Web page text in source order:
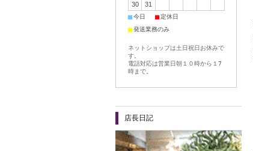
30
31
■今日 ■定休日
■発送業務のみ
ネットショップは土日祝日お休みで
す。
電話対応は営業日朝１０時から１7
時まで。
店長日記